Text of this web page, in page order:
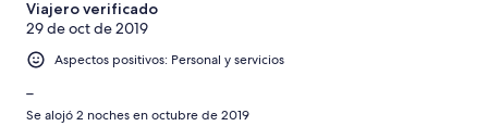
Viajero verificado
29 de oct de 2019
Aspectos positivos: Personal y servicios
Se alojó 2 noches en octubre de 2019